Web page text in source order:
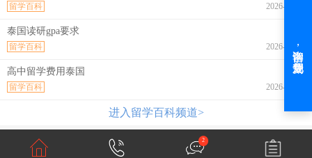
2026-08-06
留学百科
泰国读研gpa要求
2026-08-06
留学百科
高中留学费用泰国
2026-08-06
留学百科
进入留学百科频道>
2